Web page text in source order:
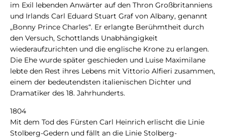
im Exil lebenden Anwärter auf den Thron Großbritanniens
und Irlands Carl Eduard Stuart Graf von Albany, genannt
„Bonny Prince Charles“. Er erlangte Berühmtheit durch
den Versuch, Schottlands Unabhängigkeit
wiederaufzurichten und die englische Krone zu erlangen.
Die Ehe wurde später geschieden und Luise Maximilane
lebte den Rest ihres Lebens mit Vittorio Alfieri zusammen,
einem der bedeutendsten italienischen Dichter und
Dramatiker des 18. Jahrhunderts.
1804
Mit dem Tod des Fürsten Carl Heinrich erlischt die Linie
Stolberg-Gedern und fällt an die Linie Stolberg-